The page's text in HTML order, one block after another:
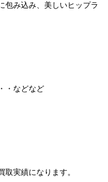
包み込み、美しいヒップラ
・などなど
実績になります。